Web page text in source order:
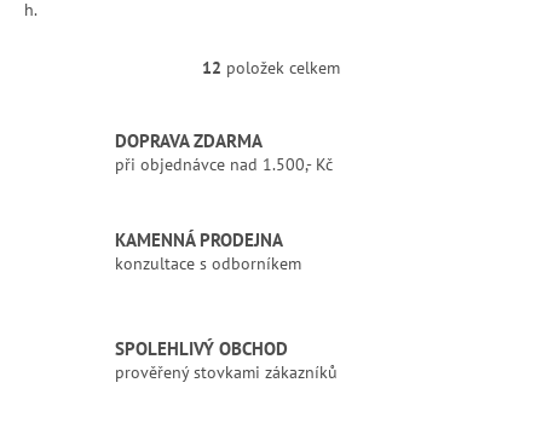
h.
O
d
í
p
y
v
12 položek celkem
DOPRAVA ZDARMA
při objednávce nad 1.500,- Kč
KAMENNÁ PRODEJNA
konzultace s odborníkem
SPOLEHLIVÝ OBCHOD
prověřený stovkami zákazníků